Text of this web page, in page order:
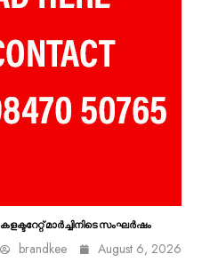
കളക്ടറേറ്റ് മാർച്ചിനിടെ സംഘർഷം
brandkee August 6, 2026